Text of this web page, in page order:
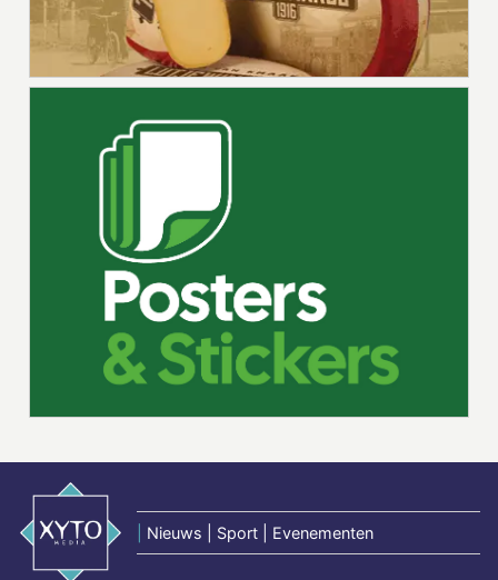
Nieuws | Sport | Evenementen